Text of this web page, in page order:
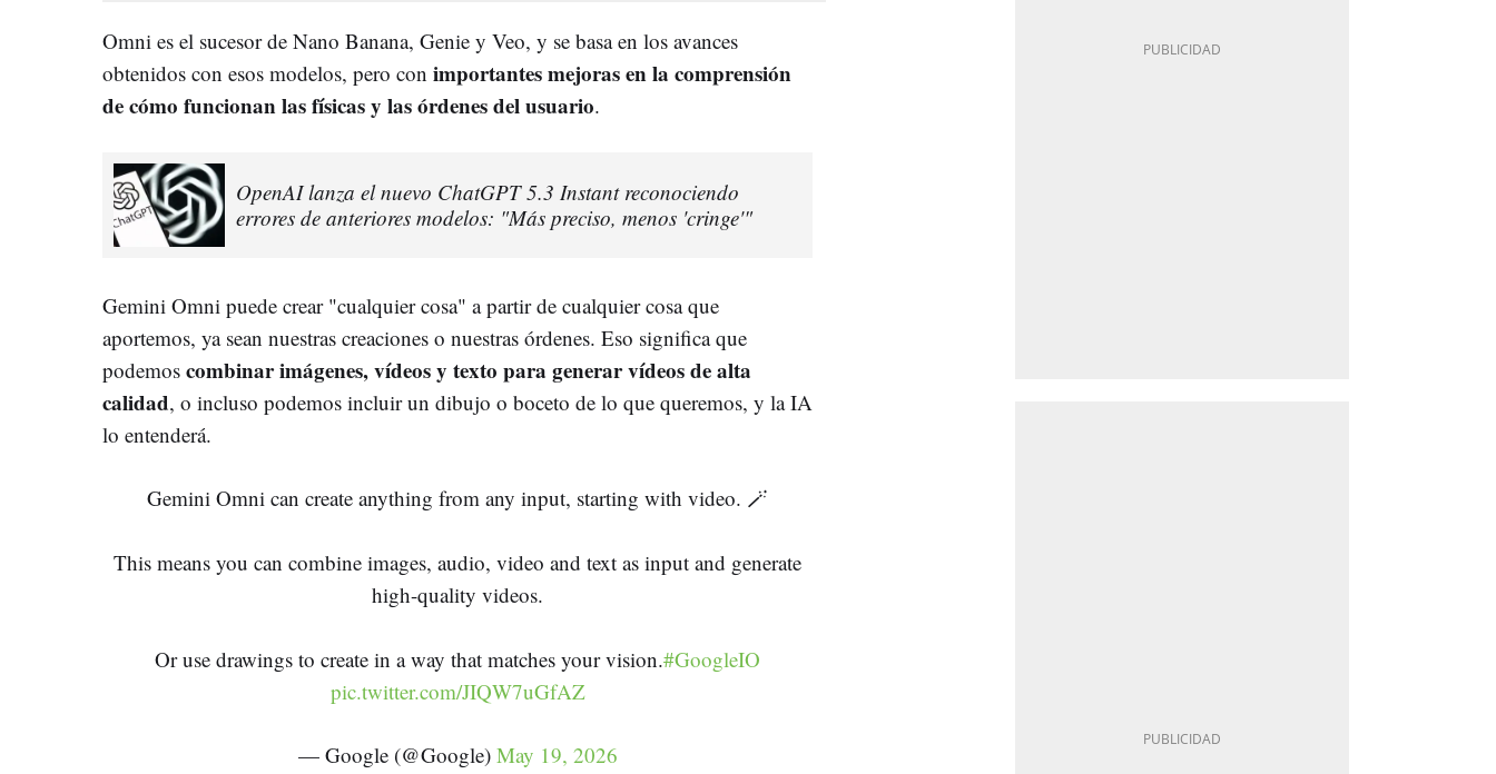
Omni es el sucesor de Nano Banana, Genie y Veo, y se basa en los avances
obtenidos con esos modelos, pero con importantes mejoras en la comprensión
de cómo funcionan las físicas y las órdenes del usuario.
OpenAI lanza el nuevo ChatGPT 5.3 Instant reconociendo
errores de anteriores modelos: "Más preciso, menos 'cringe'"
Gemini Omni puede crear "cualquier cosa" a partir de cualquier cosa que
aportemos, ya sean nuestras creaciones o nuestras órdenes. Eso significa que
podemos combinar imágenes, vídeos y texto para generar vídeos de alta
calidad, o incluso podemos incluir un dibujo o boceto de lo que queremos, y la IA
lo entenderá.
Gemini Omni can create anything from any input, starting with video. 🪄
This means you can combine images, audio, video and text as input and generate
high-quality videos.
Or use drawings to create in a way that matches your vision.#GoogleIO
pic.twitter.com/JIQW7uGfAZ
— Google (@Google) May 19, 2026